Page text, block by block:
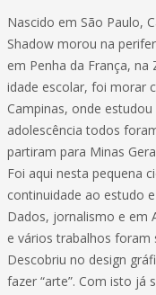
Nascido em São Paulo,
Shadow morou na
em Penha da França, na
idade escolar, foi morar
Campinas, onde
adolescência todos
partiram para Minas
Foi aqui nesta pequena
continuidade ao estudo
Dados, jornalismo e em
e vários trabalhos foram
Descobriu no design
fazer “arte”. Com isto já